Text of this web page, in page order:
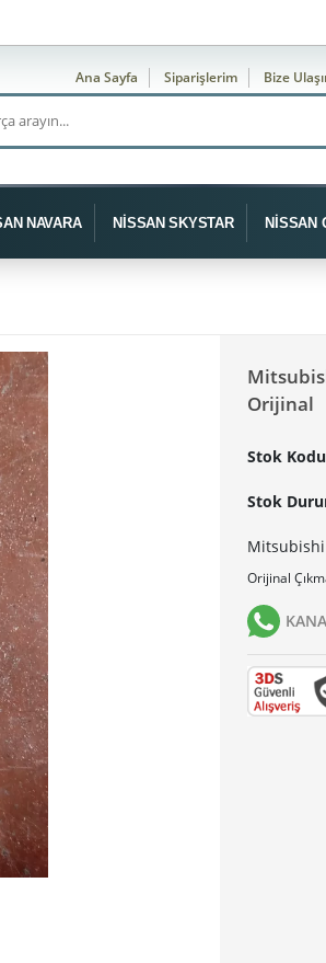
Ana Sayfa Siparişlerim Bize
NAVARA NİSSAN SKYSTAR NİSSAN
Orijinal
Stok
Stok
Orijinal